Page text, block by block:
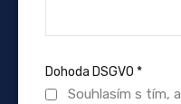
Dohoda DSGVO *
Souhlasím s tím,